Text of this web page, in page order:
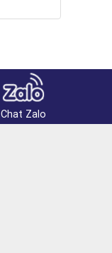
Chat Zalo